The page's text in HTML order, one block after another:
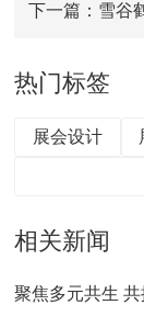
下一篇：雪谷
热门标签
展会设计
相关新闻